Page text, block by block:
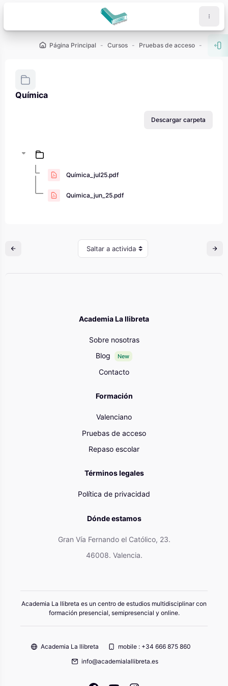
Página Principal Cursos Pruebas de acceso PAU -
Química
Descargar carpeta
Química_jul25.pdf
Quimica_jun_25.pdf
Saltar a actividad
Academia La llibreta
Sobre nosotras
Blog
New
Contacto
Formación
Valenciano
Pruebas de acceso
Repaso escolar
Términos legales
Política de privacidad
Dónde estamos
Gran Vía Fernando el Católico, 23.
46008. Valencia.
Academia La llibreta es un centro de estudios multidisciplinar con
formación presencial, semipresencial y online.
Academia La llibreta
mobile : +34 666 875 860
info@academialallibreta.es